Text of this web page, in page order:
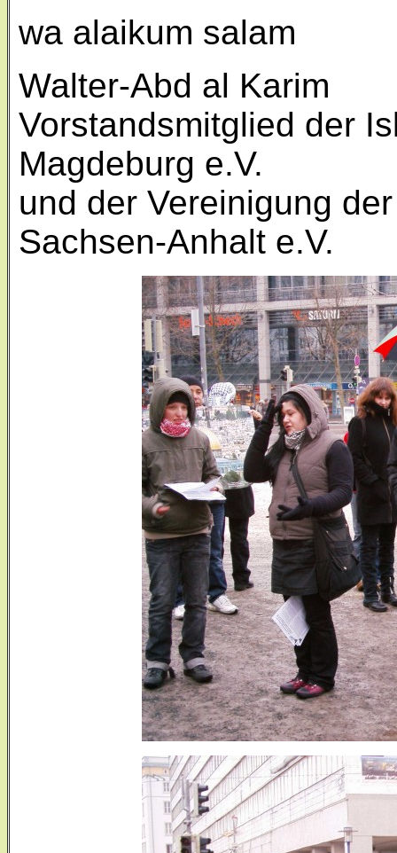
wa alaikum salam
Walter-Abd al Karim
Vorstandsmitglied der
Magdeburg e.V.
und der Vereinigung
Sachsen-Anhalt e.V.